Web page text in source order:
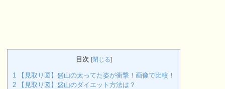
目次 [閉じる]
1
【見取り図】盛山の太ってた姿が衝撃！画像で比較！
2 【見取り図】盛山のダイエット方法は？